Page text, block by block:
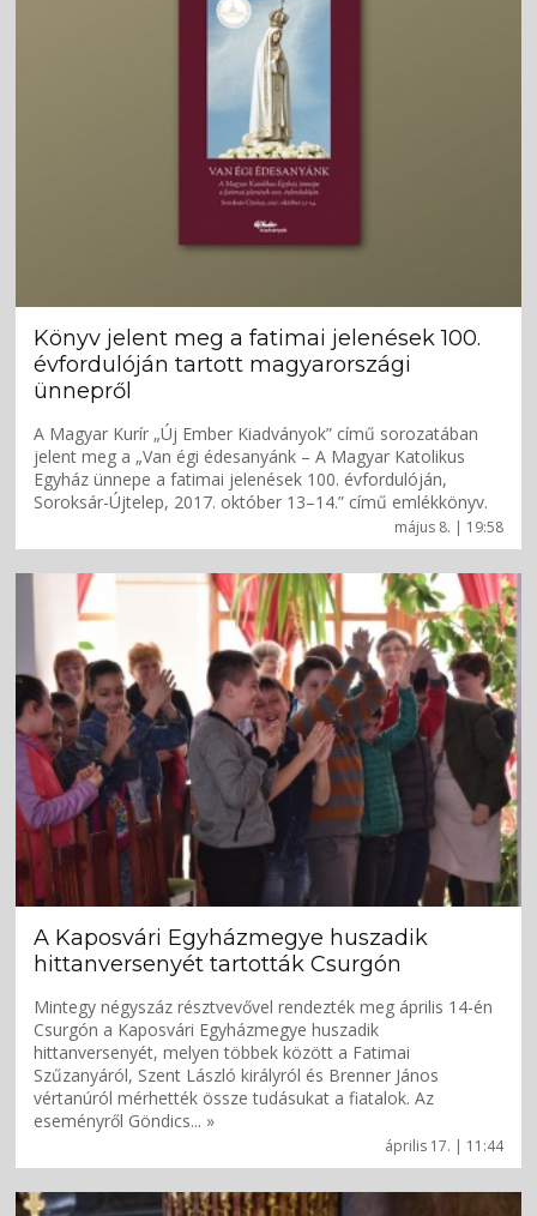
május 8. | 19:58
Könyv jelent meg a fatimai jelenések 100.
évfordulóján tartott magyarországi
ünnepről
A Magyar Kurír „Új Ember Kiadványok” című sorozatában
jelent meg a „Van égi édesanyánk – A Magyar Katolikus
Egyház ünnepe a fatimai jelenések 100. évfordulóján,
Soroksár-Újtelep, 2017. október 13–14.” című emlékkönyv.
április 17. | 11:44
A Kaposvári Egyházmegye huszadik
hittanversenyét tartották Csurgón
Mintegy négyszáz résztvevővel rendezték meg április 14-én
Csurgón a Kaposvári Egyházmegye huszadik
hittanversenyét, melyen többek között a Fatimai
Szűzanyáról, Szent László királyról és Brenner János
vértanúról mérhették össze tudásukat a fiatalok. Az
eseményről Göndics... »